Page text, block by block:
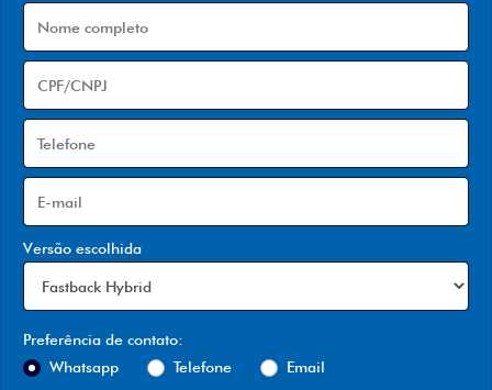
Versão escolhida
Preferência de contato:
Whatsapp
Telefone Email